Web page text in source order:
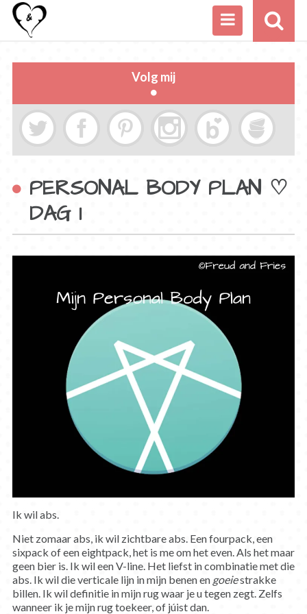
Volg mij
PERSONAL BODY PLAN ♡
DAG 1
Ik wil abs.
Niet zomaar abs, ik wil zichtbare abs. Een fourpack, een
sixpack of een eightpack, het is me om het even. Als het maar
geen bier is. Ik wil een V-line. Het liefst in combinatie met die
abs. Ik wil die verticale lijn in mijn benen en goeiestrakke
billen. Ik wil definitie in mijn rug waar je u tegen zegt. Zelfs
wanneer ik je mijn rug toekeer, of júist dan.